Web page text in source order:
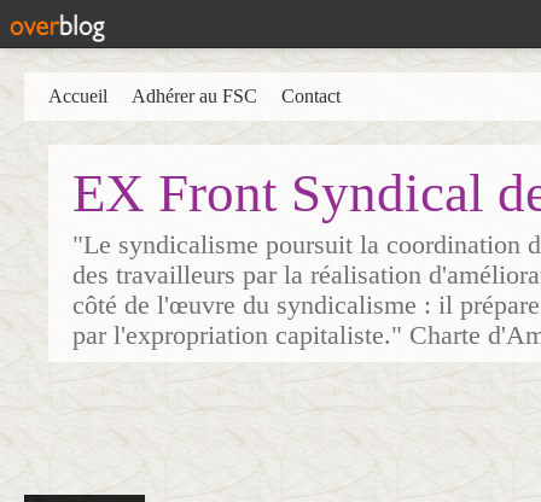
EX Front Syndical
"Le syndicalisme poursuit la coordination
des travailleurs par la réalisation
côté de l'œuvre du syndicalisme : il
par l'expropriation capitaliste." Charte
Accueil Adhérer au FSC Contact